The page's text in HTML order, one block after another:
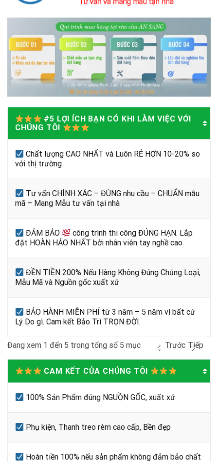
#5 LỢI ÍCH BẠN CÓ KHI LÀM VIỆC VỚI
CHÚNG TÔI
Chất lượng CAO NHẤT và Luôn RẺ HƠN 10-20% so
với thị trường
Tư vấn CHÍNH XÁC – ĐÚNG nhu cầu – CHUẨN mẫu
mã – Mang Mẫu tư vấn tại nhà
ĐẢM BẢO
công trình thi công ĐÚNG HẠN. Lắp
đặt HOÀN HẢO NHẤT bởi nhân viên tay nghề cao.
ĐỀN TIỀN 200% Nếu Hàng Không Đúng Chủng Loại,
Mẫu Mã và Nguồn gốc xuất xứ
BẢO HÀNH MIỄN PHÍ từ 3 năm – 5 năm vì bất cứ
Lý Do gì. Cam kết Bảo Trì TRỌN ĐỜI.
Đang xem 1 đến 5 trong tổng số 5 mục Trước Tiếp
CAM KẾT CỦA CHÚNG TÔI
100% Sản Phẩm đúng NGUỒN GỐC, xuất xứ
Phụ kiện, Thanh treo rèm cao cấp, Bền đẹp
Hoàn tiền 100% nếu sản phẩm không đảm bảo chất